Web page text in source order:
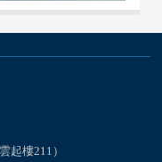
起樓211）